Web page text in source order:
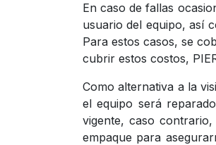
En caso de fallas
usuario del equipo, así
Para estos casos, se
cubrir estos costos,
Como alternativa a la
el equipo será
vigente, caso
empaque para